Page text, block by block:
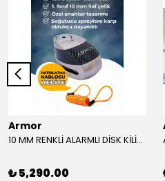
Armor
10 MM RENKLİ ALARMLI DİSK KİLİDİ YENİ VERSİYON
₺ 5,290.00